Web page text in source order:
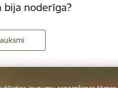
noderīga?